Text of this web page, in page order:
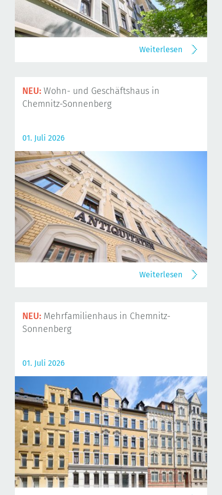
Weiterlesen
NEU: Wohn- und Geschäftshaus in
Chemnitz-Sonnenberg
01. Juli 2026
Weiterlesen
NEU: Mehrfamilienhaus in Chemnitz-
Sonnenberg
01. Juli 2026